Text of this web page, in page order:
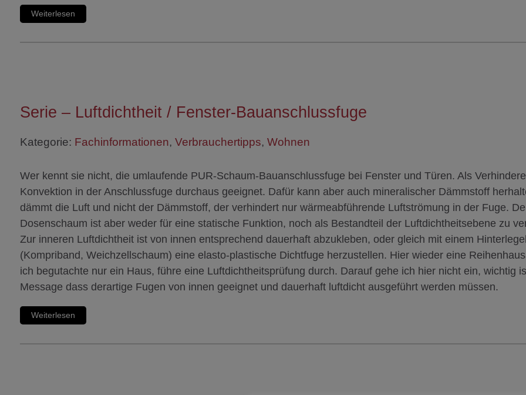
Weiterlesen
Serie – Luftdichtheit / Fenster-Bauanschlussfuge
Kategorie: Fachinformationen, Verbrauchertipps, Wohnen
Wer kennt sie nicht, die umlaufende PUR-Schaum-Bauanschlussfuge bei Fenster und Türen. Als
Konvektion in der Anschlussfuge durchaus geeignet. Dafür kann aber auch mineralischer Dämmstoff
dämmt die Luft und nicht der Dämmstoff, der verhindert nur wärmeabführende Luftströmung in der Fuge.
Dosenschaum ist aber weder für eine statische Funktion, noch als Bestandteil der Luftdichtheitsebene zu
Zur inneren Luftdichtheit ist von innen entsprechend dauerhaft abzukleben, oder gleich mit einem
(Kompriband, Weichzellschaum) eine elasto-plastische Dichtfuge herzustellen. Hier wieder eine
ich begutachte nur ein Haus, führe eine Luftdichtheitsprüfung durch. Darauf gehe ich hier nicht ein, wichtig
Message dass derartige Fugen von innen geeignet und dauerhaft luftdicht ausgeführt werden müssen.
Weiterlesen